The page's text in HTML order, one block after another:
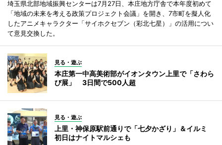
埼玉県北部地域振興センターは7月27日、本庄地方庁舎で本年度初めて
「地域の未来を考える政策プロジェクト会議」を開き、7市町を擬人化
したアニメキャラクター「サイホクセブン（彩北七星）」の活用につい
て意見交換した。
見る・遊ぶ
本庄第一中高美術部がイオンタウン上里で「さわら
び展」 3日間で500人超
見る・遊ぶ
上里・神保原駅前通りで「七夕かざり」＆イルミ
初日はナイトマルシェも